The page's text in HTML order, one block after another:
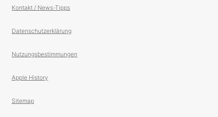
Kontakt / News-Tipps
Datenschutzerklärung
Nutzungsbestimmungen
Apple History
Sitemap